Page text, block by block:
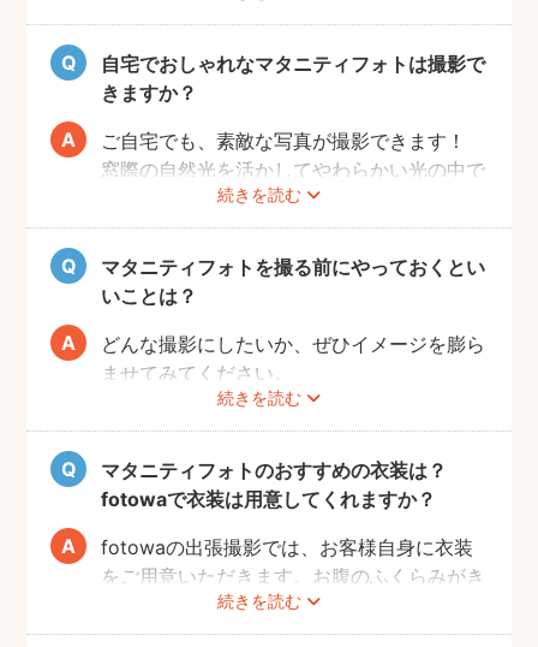
また、マタニティフォトを撮るべきか迷って
いらっしゃる方の多くに、「衣装がはずかし
い」「素肌を見られたくない」と考える方も
多いようです。
fotowaではご自宅への出張も可能ですの
で、ご夫婦らしい装いで自然体なマタニティ
フォトを撮影いただけます。
ご近所の公園でカジュアルに撮影したり、素
肌をみせる衣装ではご自宅で撮影するなど、
撮影時間の範囲内でシーンを変えることも可
能です。
自宅でおしゃれなマタニティフォトは撮影で
きますか？
続きを読む
ご自宅でも、素敵な写真が撮影できます！
窓際の自然光を活かしてやわらかい光の中で
撮影するのが人気です。妊婦さんはお部屋の
お片付けも大変かと思いますが、撮影したい
場所周辺だけお片付けいただく程度で大丈夫
です。
マタニティフォトを撮る前にやっておくとい
いことは？
続きを読む
どんな撮影にしたいか、ぜひイメージを膨ら
ませてみてください。
Instagramやママ向けの雑誌などで、素敵な
撮影事例を見たり、サッシュベルト等の撮影
小物について情報収集するのも楽しいです
よ。また、何より大事なのは被写体のママと
お腹の赤ちゃんの健康です。当日無理せず撮
影を行えるよう、日々健やかに過ごしていた
だければと思います。
マタニティフォトのおすすめの衣装は？
fotowaで衣装は用意してくれますか？
続きを読む
fotowaの出張撮影では、お客様自身に衣装
をご用意いただきます。お腹のふくらみがき
れいに見える薄手のお洋服や、チューブトッ
プにスカート等で、素肌を写すスタイルも人